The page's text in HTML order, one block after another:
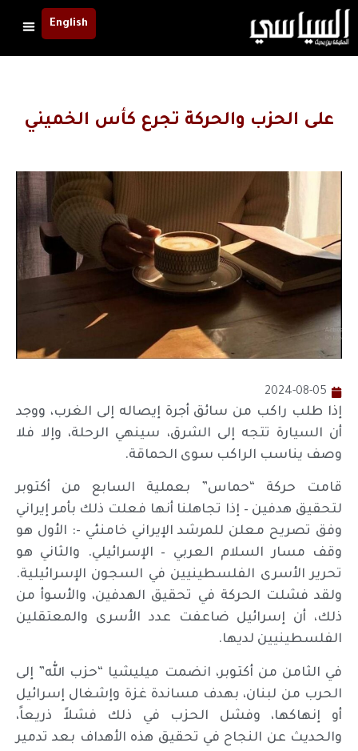
English
على الحزب والحركة تجرع كأس الخميني
2024-08-05
إذا طلب راكب من سائق أجرة إيصاله إلى الغرب، ووجد
أن السيارة تتجه إلى الشرق، سينهي الرحلة، وإلا فلا
وصف يناسب الراكب سوى الحماقة.
قامت حركة “حماس” بعملية السابع من أكتوبر
لتحقيق هدفين – إذا تجاهلنا أنها فعلت ذلك بأمر إيراني
وفق تصريح معلن للمرشد الإيراني خامنئي -: الأول هو
وقف مسار السلام العربي – الإسرائيلي. والثاني هو
تحرير الأسرى الفلسطينيين في السجون الإسرائيلية.
ولقد فشلت الحركة في تحقيق الهدفين، والأسوأ من
ذلك، أن إسرائيل ضاعفت عدد الأسرى والمعتقلين
الفلسطينيين لديها.
في الثامن من أكتوبر، انضمت ميليشيا “حزب الله” إلى
الحرب من لبنان، بهدف مساندة غزة وإشغال إسرائيل
أو إنهاكها، وفشل الحزب في ذلك فشلاً ذريعاً،
والحديث عن النجاح في تحقيق هذه الأهداف بعد تدمير